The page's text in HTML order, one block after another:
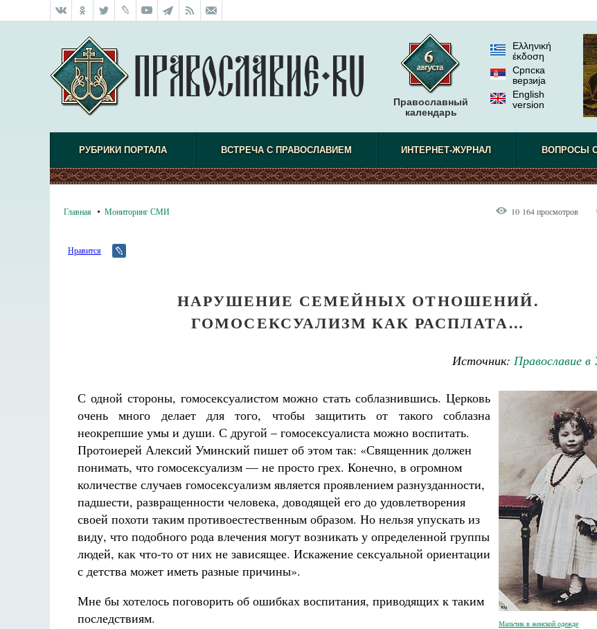
Православный
календарь
Ελληνική
έκδοση
Српска
верзиjа
English
version
РУБРИКИ ПОРТАЛА ВСТРЕЧА С ПРАВОСЛАВИЕМ ИНТЕРНЕТ-ЖУРНАЛ ВОПРОСЫ
Главная Мониторинг СМИ 10 164 просмотров
Нравится
НАРУШЕНИЕ СЕМЕЙНЫХ ОТНОШЕНИЙ.
ГОМОСЕКСУАЛИЗМ КАК РАСПЛАТА…
Источник: Православие в
Мальчик в женской одежде
С одной стороны, гомосексуалистом можно стать соблазнившись. Церковь
очень много делает для того, чтобы защитить от такого соблазна
неокрепшие умы и души. С другой – гомосексуалиста можно воспитать.
Протоиерей Алексий Уминский пишет об этом так: «Священник должен
понимать, что гомосексуализм — не просто грех. Конечно, в огромном
количестве случаев гомосексуализм является проявлением разнузданности,
падшести, развращенности человека, доводящей его до удовлетворения
своей похоти таким противоестественным образом. Но нельзя упускать из
виду, что подобного рода влечения могут возникать у определенной группы
людей, как что-то от них не зависящее. Искажение сексуальной ориентации
с детства может иметь разные причины».
Мне бы хотелось поговорить об ошибках воспитания, приводящих к таким
последствиям.
Фредерика де Грааф Как найти своё место в жизни
Кирилл Мурышев
Великомученик Георгий
святого
Роман Котов